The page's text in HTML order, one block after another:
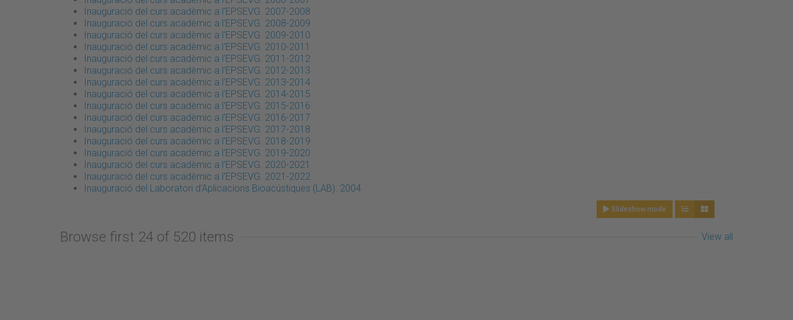
Inauguració del curs acadèmic a l'EPSEVG. 2007-2008
Inauguració del curs acadèmic a l'EPSEVG. 2008-2009
Inauguració del curs acadèmic a l'EPSEVG. 2009-2010
Inauguració del curs acadèmic a l'EPSEVG. 2010-2011
Inauguració del curs acadèmic a l'EPSEVG. 2011-2012
Inauguració del curs acadèmic a l'EPSEVG. 2012-2013
Inauguració del curs acadèmic a l'EPSEVG. 2013-2014
Inauguració del curs acadèmic a l'EPSEVG. 2014-2015
Inauguració del curs acadèmic a l'EPSEVG. 2015-2016
Inauguració del curs acadèmic a l'EPSEVG. 2016-2017
Inauguració del curs acadèmic a l'EPSEVG. 2017-2018
Inauguració del curs acadèmic a l'EPSEVG. 2018-2019
Inauguració del curs acadèmic a l'EPSEVG. 2019-2020
Inauguració del curs acadèmic a l'EPSEVG. 2020-2021
Inauguració del curs acadèmic a l'EPSEVG. 2021-2022
Inauguració del Laboratori d'Aplicacions Bioacústiques (LAB). 2004
Slideshow mode
Browse first 24 of 520 items View all